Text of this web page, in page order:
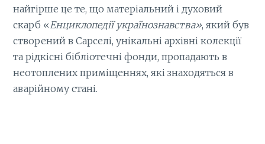
найгірше це те, що матеріальний і духовий
скарб «Енциклопедії українознавства», який був
створений в Сарселі, унікальні архівні колекції
та рідкісні бібліотечні фонди, пропадають в
неотоплених приміщеннях, які знаходяться в
аварійному стані.